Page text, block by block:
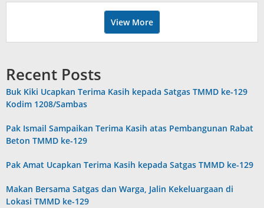
View More
Recent Posts
Buk Kiki Ucapkan Terima Kasih kepada Satgas TMMD ke-129
Kodim 1208/Sambas
Pak Ismail Sampaikan Terima Kasih atas Pembangunan Rabat
Beton TMMD ke-129
Pak Amat Ucapkan Terima Kasih kepada Satgas TMMD ke-129
Makan Bersama Satgas dan Warga, Jalin Kekeluargaan di
Lokasi TMMD ke-129